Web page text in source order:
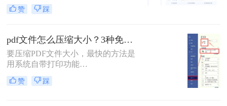
PDF文件进行重新编码和优化，通过
降低图片分辨率、压缩内嵌字体、去
可读的前提下将文件体积缩小到原来
的10%~50%。
赞 踩
pdf文件怎么压缩大小？3种免费+1种专业方法全攻略（附决策表）！
要压缩PDF文件大小，最快的方法是
用系统自带打印功能
（Windows/macOS均支持）或在线免
费工具（如PDFmao、转转大师）直
赞 踩